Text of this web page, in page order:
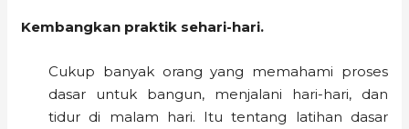
Kembangkan praktik sehari-hari.
Cukup banyak orang yang memahami proses
dasar untuk bangun, menjalani hari-hari, dan
tidur di malam hari. Itu tentang latihan dasar